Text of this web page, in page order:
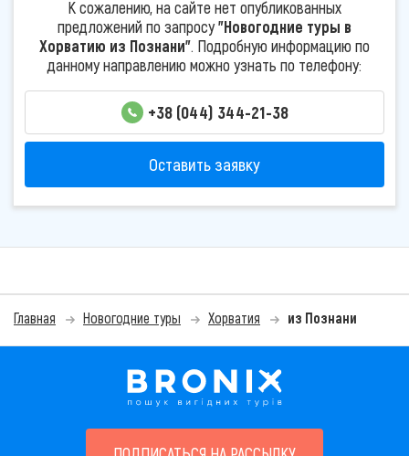
К сожалению, на сайте нет опубликованных
предложений по запросу"Новогодние туры в
Хорватию из Познани". Подробную информацию по
данному направлению можно узнать по телефону:
+38 (044) 344-21-38
Оставить заявку
Главная Новогодние туры Хорватия из Познани